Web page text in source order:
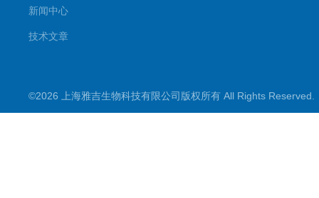
新闻中心
技术文章
©2026 上海雅吉生物科技有限公司版权所有 All Rights